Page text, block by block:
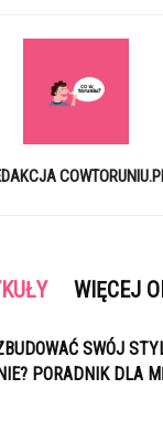
WIĘCEJ
SWÓJ
PORADNIK DLA